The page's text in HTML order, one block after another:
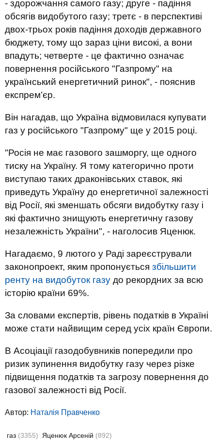
- здорожчання самого газу; друге - падіння
обсягів видобутого газу; третє - в перспективі
двох-трьох років падіння доходів державного
бюджету, тому що зараз ціни високі, а вони
впадуть; четверте - це фактично означає
повернення російського "Газпрому" на
український енергетичний ринок", - пояснив
експрем’єр.
Він нагадав, що Україна відмовилася купувати
газ у російського "Газпрому" ще у 2015 році.
"Росія не має газового зашморгу, ще одного
тиску на Україну. Я тому категорично проти
виступаю таких драконівських ставок, які
приведуть Україну до енергетичної залежності
від Росії, які зменшать обсяги видобутку газу і
які фактично знищують енергетичну газову
незалежність України", - наголосив Яценюк.
Нагадаємо, 9 лютого у Раді зареєстрували
законопроект, яким пропонується збільшити
ренту на видобуток газу до рекордних за всю
історію країни 69%.
За словами експертів, рівень податків в Україні
може стати найвищим серед усіх країн Європи.
В Асоціації газодобувників попередили про
ризик зупинення видобутку газу через різке
підвищення податків та загрозу повернення до
газової залежності від Росії.
Автор: Наталія Правченко
газ (3355) Яценюк Арсеній (892)